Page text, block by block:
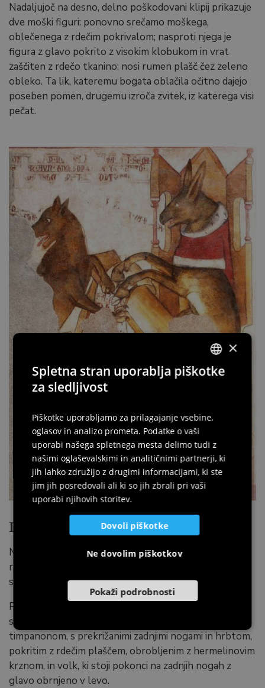
Nadaljujoč na desno, delno poškodovani klipij prikazuje
dve moški figuri: ponovno srečamo moškega,
oblečenega z rdečim pokrivalom; nasproti njega je
figura z glavo pokrito z visokim klobukom in vrat
zaščiten z rdečo tkanino; nosi rumen plašč čez zeleno
obleko. Ta lik, kateremu bogata oblačila očitno dajejo
poseben pomen, drugemu izroča zvitek, iz katerega visi
pečat.
L'asino e il lupo
Na levi strani drevesa življenja se razvija odsek,
razdeljen vodoravno na dva dela: zgornji del s figurami,
spodnji pa s ponarejenim zavesom.
Protagonista zgornjega odseka sta dve živali: osel, ki
sedi na leseni katedri s hrbtom, ki se konča s
timpanonom, s prekrižanimi zadnjimi nogami in hrbtom,
pokritim z rdečim plaščem, obrobljenim z hermelinovim
krznom, in volk, ki stoji pokonci na zadnjih nogah z
glavo obrnjeno v levo.
GERMAN
SLOVENIAN
×
Spletna stran uporablja piškotke
za sledljivost
Piškotke uporabljamo za prilagajanje vsebine,
oglasov in analizo prometa. Podatke o vaši
uporabi našega spletnega mesta delimo tudi z
našimi oglaševalskimi in analitičnimi partnerji, ki
jih lahko združijo z drugimi informacijami, ki ste
jim jih posredovali ali ki so jih zbrali pri vaši
uporabi njihovih storitev.
Dovoli piškotke
Ne dovolim piškotkov
Pokaži podrobnosti